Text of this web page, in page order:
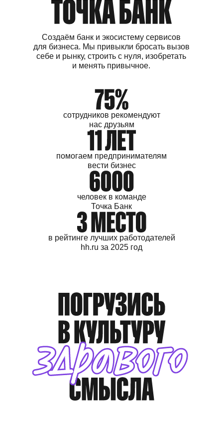
Создаём банк и экосистему сервисов
для бизнеса. Мы привыкли бросать вызов
себе и рынку, строить с нуля, изобретать
и менять привычное.
сотрудников рекомендуют
нас друзьям
помогаем предпринимателям
вести бизнес
человек в команде
Точка Банк
в рейтинге лучших работодателей
hh.ru за 2025 год